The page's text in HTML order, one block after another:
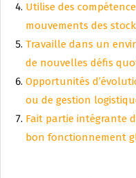
Utilise des
mouvements des
Travaille dans un
de nouvelles défis
Opportunités
ou de gestion
Fait partie intégrante
bon fonctionnement